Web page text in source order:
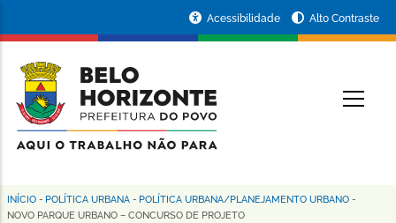
conteúdo
principal
da
Prefeitura
de
Horizonte
Acessibilidade Alto Contraste
Trilha
INÍCIO - POLÍTICA URBANA - POLÍTICA URBANA/PLANEJAMENTO URBANO -
NOVO PARQUE URBANO – CONCURSO DE PROJETO